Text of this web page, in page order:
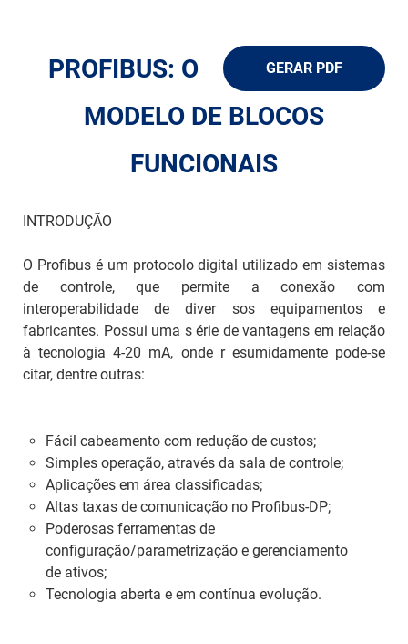
GERAR PDF
PROFIBUS: O
MODELO DE BLOCOS
FUNCIONAIS
INTRODUÇÃO
O Profibus é um protocolo digital utilizado em sistemas
de controle, que permite a conexão com
interoperabilidade de diver sos equipamentos e
fabricantes. Possui uma s érie de vantagens em relação
à tecnologia 4-20 mA, onde r esumidamente pode-se
citar, dentre outras:
Fácil cabeamento com redução de custos;
Simples operação, através da sala de controle;
Aplicações em área classificadas;
Altas taxas de comunicação no Profibus-DP;
Poderosas ferramentas de
configuração/parametrização e gerenciamento
de ativos;
Tecnologia aberta e em contínua evolução.